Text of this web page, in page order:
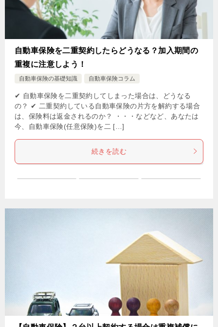
自動車保険を二重契約したらどうなる？加入期間の
重複に注意しよう！
自動車保険の基礎知識 自動車保険コラム
✔ 自動車保険を二重契約してしまった場合は、どうなる
の？ ✔ 二重契約している自動車保険の片方を解約する場合
は、保険料は返金されるのか？ ・・・などなど、あなたは
今、自動車保険(任意保険)を二 […]
続きを読む